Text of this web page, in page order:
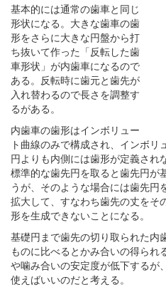
基本的には通常の歯車と同じ
形状になる。大きな歯車の歯
形をさらに大きな円盤から打
ち抜いて作った「反転した歯
車形状」が内歯車になるので
ある。反転時に歯元と歯先が
入れ替わるので長さを調整す
るがある。
内歯車の歯形はインボリュー
ト曲線のみで構成され、インボ
円よりも内側には歯形が定義され
標準的な歯先円を取ると歯先円が
うが、そのような場合には歯先円
拡大して、すなわち歯先の丈をそ
形を生成できないことになる。
基礎円まで歯先の切り取られた内
ものに比べるとかみ合いの得られ
や噛み合いの安定度が低下するが
使えばいいのだと考える。